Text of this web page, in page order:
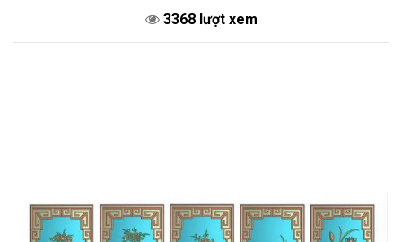
3368 lượt xem